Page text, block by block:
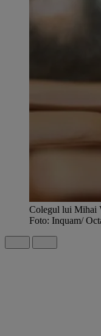
Colegul lui Mihai
Foto: Inquam/